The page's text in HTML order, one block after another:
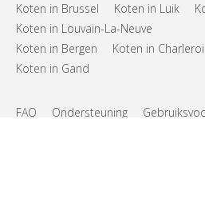
Koten in Brussel Koten in Luik
Koten in Louvain-La-Neuve
Koten in Bergen
Koten in Charleroi
Koten in Gand
FAQ Ondersteuning